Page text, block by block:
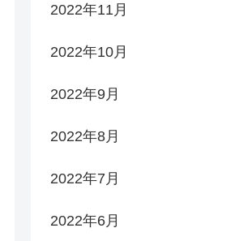
2022年11月
2022年10月
2022年9月
2022年8月
2022年7月
2022年6月